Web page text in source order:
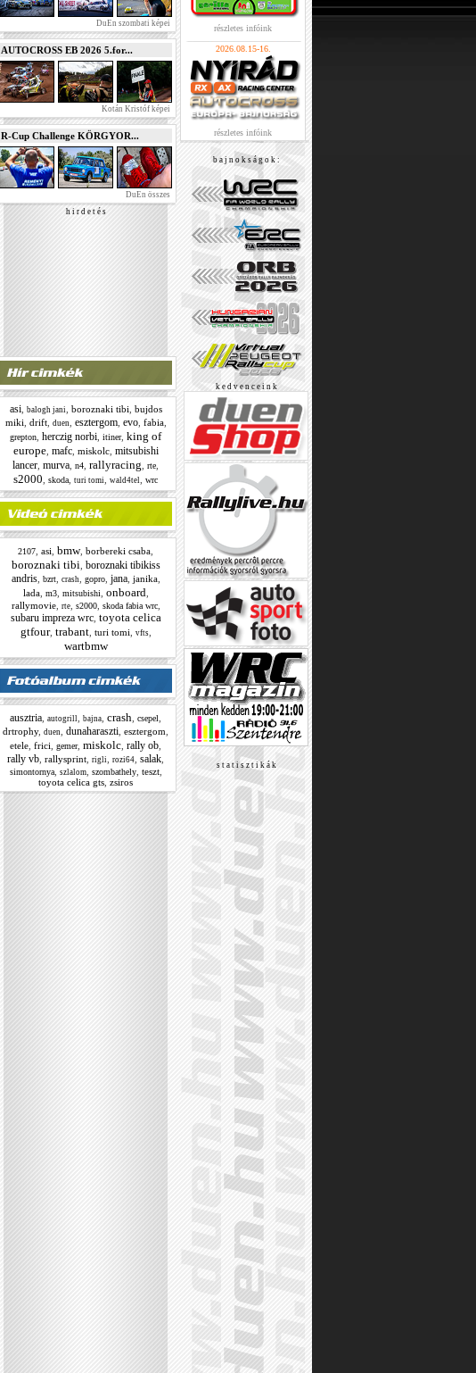
DuEn szombati képei
AUTOCROSS EB 2026 5.for...
Kotán Kristóf képei
R-Cup Challenge KÖRGYOR...
DuEn összes
h i r d e t é s
asi, balogh jani boroznaki tibi bujdos
miki drift, duen esztergom, evo, fabia,
grepton herczig norbi itiner, king of
europe, mafc, miskolc, mitsubishi
lancer murva n4 rallyracing rte
s2000 skoda turi tomi wald4tel wrc
2107 asi bmw, borbereki csaba
boroznaki tibi boroznaki tibikiss
andris, bzrt, crash gopro, jana, janika,
lada, m3, mitsubishi onboard
rallymovie, rte, s2000, skoda fabia wrc,
subaru impreza wrc, toyota celica
gtfour, trabant, turi tomi vfts,
wartbmw
ausztria autogrill bajna crash csepel
drtrophy, duen dunaharaszti esztergom
etele frici gemer, miskolc rally ob
rally vb rallysprint rigli rozi64 salak
simontornya, szlalom, szombathely, teszt,
toyota celica gts zsiros
részletes infóink
2026.08.15-16.
részletes infóink
b a j n o k s á g o k :
k e d v e n c e i n k
s t a t i s z t i k á k